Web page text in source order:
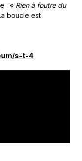
: « Rien à foutre du
boucle est
s-t-4